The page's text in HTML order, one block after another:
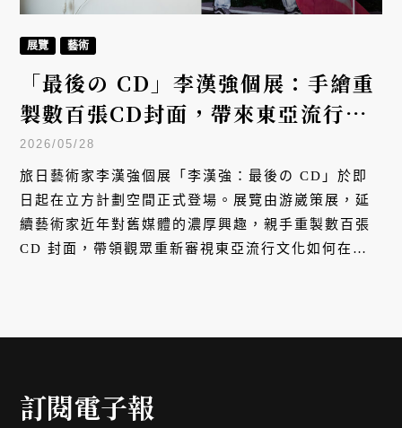
展覽 藝術
「最後の CD」李漢強個展：手繪重
製數百張CD封面，帶來東亞流行文
化的實體記憶與技術幽靈
2026/05/28
旅日藝術家李漢強個展「李漢強：最後の CD」於即
日起在立方計劃空間正式登場。展覽由游崴策展，延
續藝術家近年對舊媒體的濃厚興趣，親手重製數百張
CD 封面，帶領觀眾重新審視東亞流行文化如何在實
訂閱電子報